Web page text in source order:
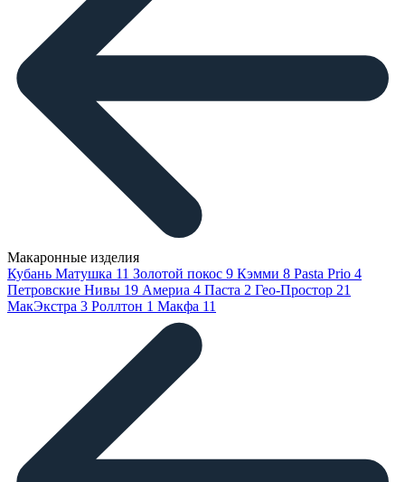
Макаронные изделия
Кубань Матушка 11 Золотой покос 9 Кэмми 8 Pasta Prio 4
Петровские Нивы 19 Америа 4 Паста 2 Гео-Простор 21
МакЭкстра 3 Роллтон 1 Макфа 11